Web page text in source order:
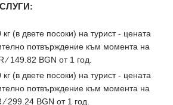
(в двете посоки) на турист - цената
потвърждение към момента на
149.82 BGN от 1 год.
(в двете посоки) на турист - цената
потвърждение към момента на
299.24 BGN от 1 год.